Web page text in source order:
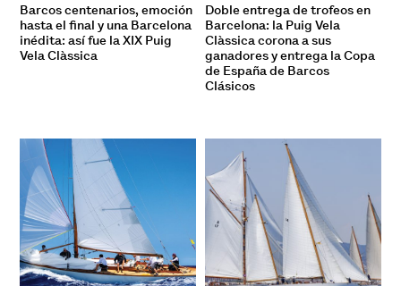
Barcos centenarios, emoción
hasta el final y una Barcelona
inédita: así fue la XIX Puig
Vela Clàssica
Doble entrega de trofeos en
Barcelona: la Puig Vela
Clàssica corona a sus
ganadores y entrega la Copa
de España de Barcos
Clásicos